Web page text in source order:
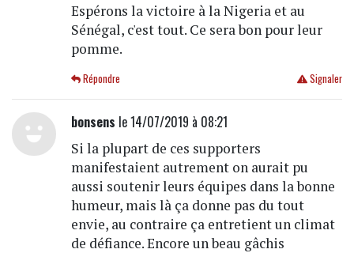
Espérons la victoire à la Nigeria et au
Sénégal, c'est tout. Ce sera bon pour leur
pomme.
Signaler
Répondre
bonsens le 14/07/2019 à 08:21
Si la plupart de ces supporters
manifestaient autrement on aurait pu
aussi soutenir leurs équipes dans la bonne
humeur, mais là ça donne pas du tout
envie, au contraire ça entretient un climat
de défiance. Encore un beau gâchis